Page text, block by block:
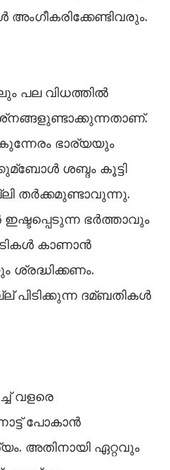
പല വിധത്തില്‍
ഭാര്യയും
ശബ്ദം കൂട്ടി
തര്‍ക്കമുണ്ടാവുന്നു.
ഭര്‍ത്താവും
കാണാന്‍
ശ്രദ്ധിക്കണം.
പിടിക്കുന്ന ദമ്ബതികള്‍
വളരെ
പോകാന്‍
അതിനായി ഏറ്റവും